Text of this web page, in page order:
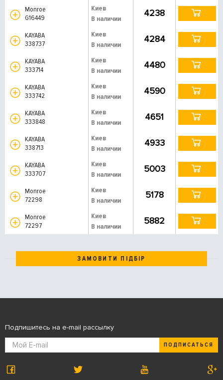
Monroe
G16449
Киев
В наличии
4238
KAYABA
338737
Киев
В наличии
4284
KAYABA
333714
Киев
В наличии
4480
KAYABA
333742
Киев
В наличии
4590
KAYABA
333848
Киев
В наличии
4651
KAYABA
338713
Киев
В наличии
4933
KAYABA
333707
Киев
В наличии
5003
Monroe
72298
Киев
В наличии
5178
Monroe
72297
Киев
В наличии
5882
ЗАМОВИТИ ПІДБІР
Подпишитесь на e-mail рассылку
ПОДПИСАТЬСЯ